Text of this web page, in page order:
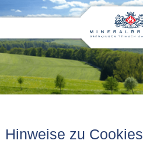
Hinweise zu Cookies